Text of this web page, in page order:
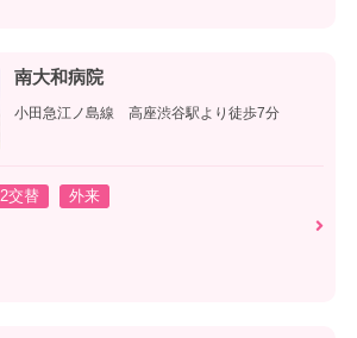
南大和病院
小田急江ノ島線 高座渋谷駅より徒歩7分
2交替
外来